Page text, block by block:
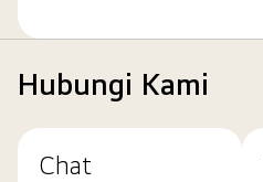
Hubungi Kami
Chat